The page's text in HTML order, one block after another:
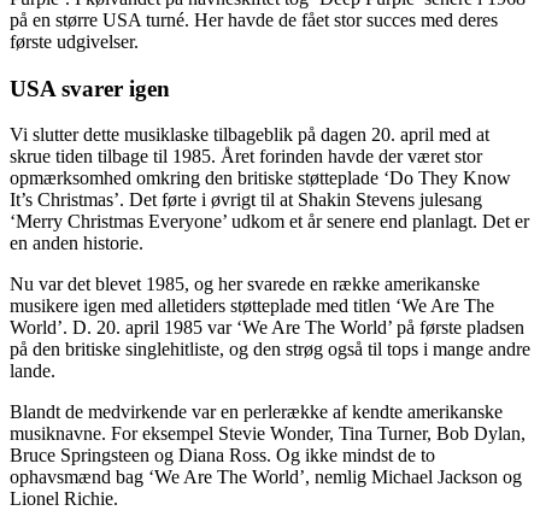
på en større USA turné. Her havde de fået stor succes med deres
første udgivelser.
USA svarer igen
Vi slutter dette musiklaske tilbageblik på dagen 20. april med at
skrue tiden tilbage til 1985. Året forinden havde der været stor
opmærksomhed omkring den britiske støtteplade ‘Do They Know
It’s Christmas’. Det førte i øvrigt til at Shakin Stevens julesang
‘Merry Christmas Everyone’ udkom et år senere end planlagt. Det er
en anden historie.
Nu var det blevet 1985, og her svarede en række amerikanske
musikere igen med alletiders støtteplade med titlen ‘We Are The
World’. D. 20. april 1985 var ‘We Are The World’ på første pladsen
på den britiske singlehitliste, og den strøg også til tops i mange andre
lande.
Blandt de medvirkende var en perlerække af kendte amerikanske
musiknavne. For eksempel Stevie Wonder, Tina Turner, Bob Dylan,
Bruce Springsteen og Diana Ross. Og ikke mindst de to
ophavsmænd bag ‘We Are The World’, nemlig Michael Jackson og
Lionel Richie.